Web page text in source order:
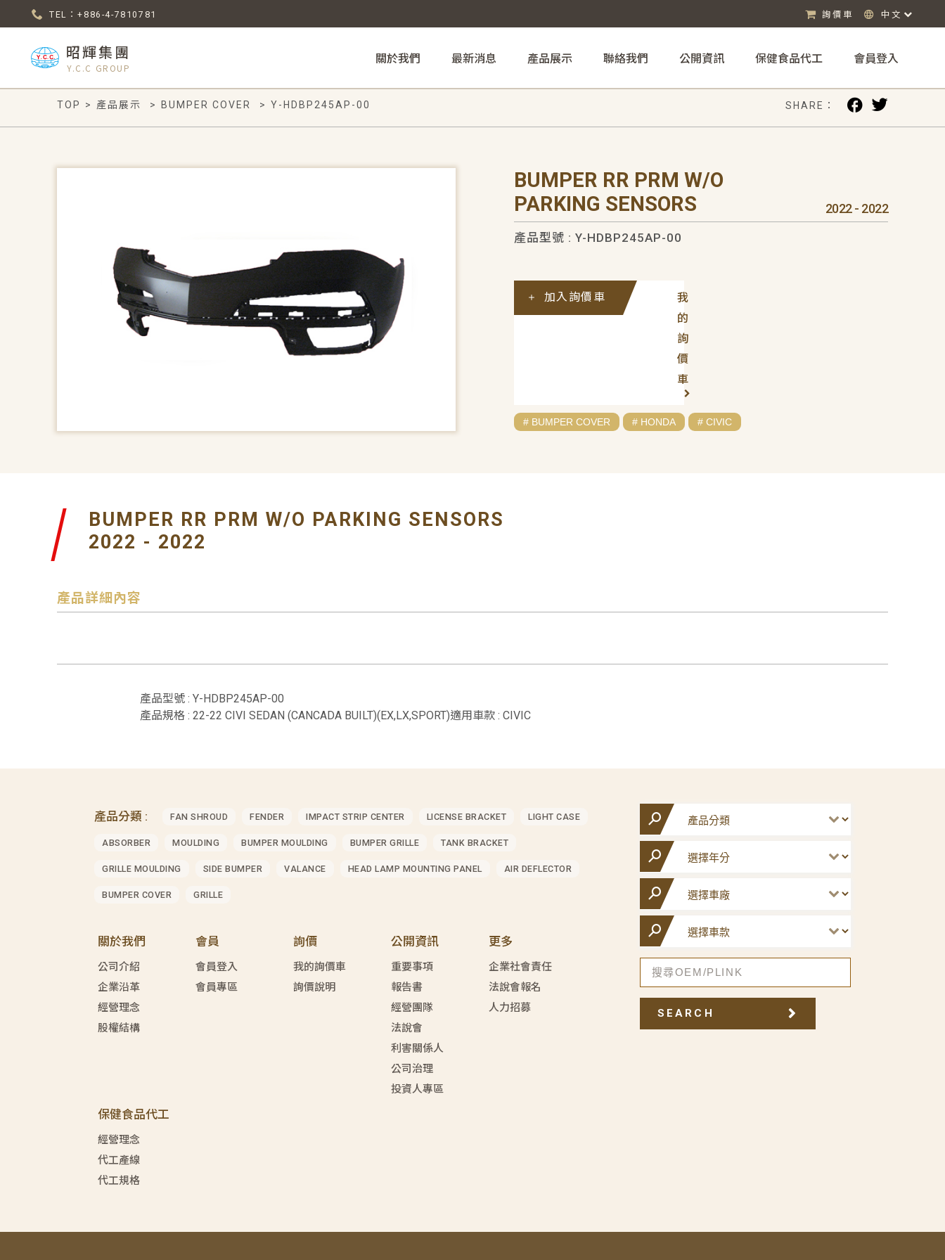
TEL：+886-4-7810781 詢價車 中文
昭輝集團
Y.C.C GROUP
關於我們 最新消息 產品展示 聯絡我們 公開資訊 保健食品代工 會員登入
TOP > 產品展示 > BUMPER COVER > Y-HDBP245AP-00 SHARE：
BUMPER RR PRM W/O
PARKING SENSORS
2022 - 2022
產品型號 : Y-HDBP245AP-00
我
的
詢
價
車
加入詢價車
# BUMPER COVER # HONDA # CIVIC
BUMPER RR PRM W/O PARKING SENSORS
2022 - 2022
產品詳細內容
產品型號 : Y-HDBP245AP-00
產品規格 : 22-22 CIVI SEDAN (CANCADA BUILT)(EX,LX,SPORT)適用車款 : CIVIC
產品分類 : FAN SHROUD FENDER IMPACT STRIP CENTER LICENSE BRACKET LIGHT CASE
ABSORBER MOULDING BUMPER MOULDING BUMPER GRILLE TANK BRACKET
GRILLE MOULDING SIDE BUMPER VALANCE HEAD LAMP MOUNTING PANEL AIR DEFLECTOR
BUMPER COVER GRILLE
關於我們
公司介紹
企業沿革
經營理念
股權結構
會員
會員登入
會員專區
詢價
我的詢價車
詢價說明
公開資訊
重要事項
報告書
經營團隊
法說會
利害關係人
公司治理
投資人專區
更多
企業社會責任
法說會報名
人力招募
保健食品代工
經營理念
代工產線
代工規格
SEARCH